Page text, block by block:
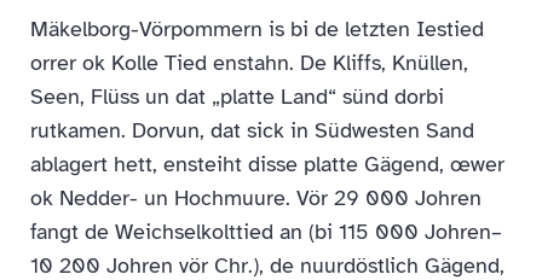
Mäkelborg-Vörpommern is bi de letzten Iestied
orrer ok Kolle Tied enstahn. De Kliffs, Knüllen,
Seen, Flüss un dat „platte Land“ sünd dorbi
rutkamen. Dorvun, dat sick in Südwesten Sand
ablagert hett, ensteiht disse platte Gägend, œwer
ok Nedder- un Hochmuure. Vör 29 000 Johren
fangt de Weichselkolttied an (bi 115 000 Johren–
10 200 Johren vör Chr.), de nuurdöstlich Gägend,